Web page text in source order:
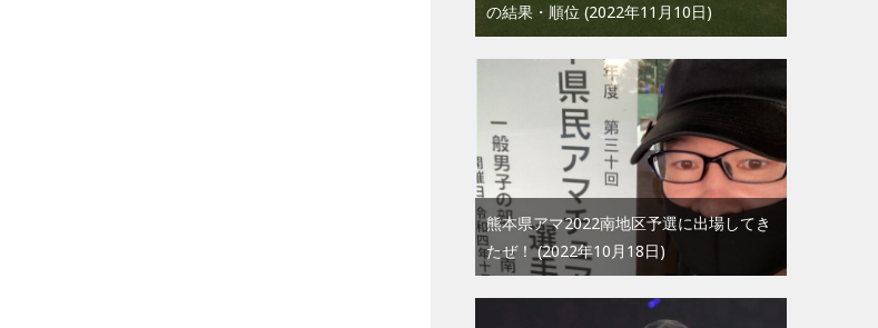
の結果・順位 2022年11月10日
熊本県アマ2022南地区予選に出場してき
たぜ！ 2022年10月18日